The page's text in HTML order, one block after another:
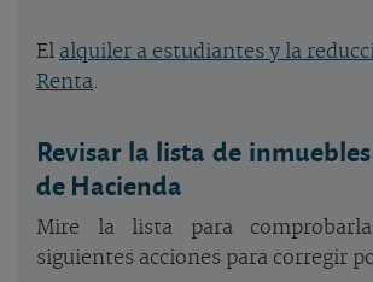
El alquiler a estudiantes y la
Renta.
Revisar la lista de
de Hacienda
Mire la lista para
siguientes acciones para corregir